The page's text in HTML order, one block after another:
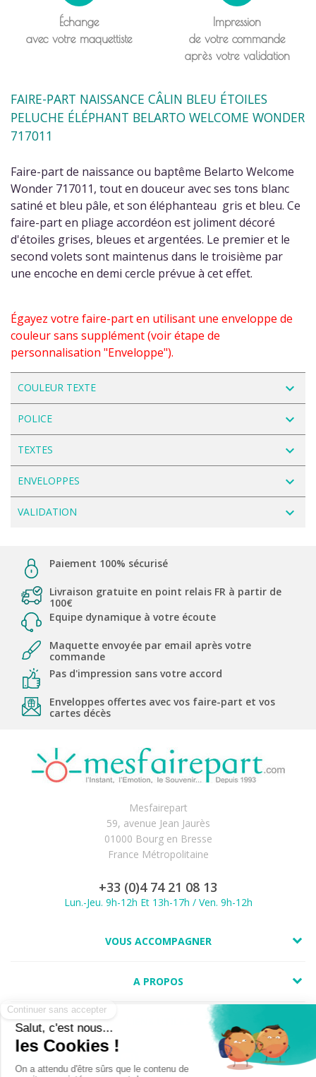
(1 avis)
Échange
avec votre maquettiste
Impression
de votre commande
après votre validation
FAIRE-PART NAISSANCE CÂLIN BLEU ÉTOILES
PELUCHE ÉLÉPHANT BELARTO WELCOME WONDER
717011
Faire-part de naissance ou baptême Belarto Welcome
Wonder 717011, tout en douceur avec ses tons blanc
satiné et bleu pâle, et son éléphanteau gris et bleu. Ce
faire-part en pliage accordéon est joliment décoré
d'étoiles grises, bleues et argentées. Le premier et le
second volets sont maintenus dans le troisième par
une encoche en demi cercle prévue à cet effet.
Égayez votre faire-part en utilisant une enveloppe de
couleur sans supplément (voir étape de
personnalisation "Enveloppe").
COULEUR TEXTE navigate_next
POLICE navigate_next
TEXTES navigate_next
ENVELOPPES navigate_next
VALIDATION navigate_next
Paiement 100% sécurisé
Livraison gratuite en point relais FR à partir de
100€
Equipe dynamique à votre écoute
Maquette envoyée par email après votre
commande
Pas d'impression sans votre accord
Enveloppes offertes avec vos faire-part et vos
cartes décès
Mesfairepart
59, avenue Jean Jaurès
01000 Bourg en Bresse
France Métropolitaine
+33 (0)4 74 21 08 13
Lun.-Jeu. 9h-12h Et 13h-17h / Ven. 9h-12h
VOUS ACCOMPAGNER
A PROPOS